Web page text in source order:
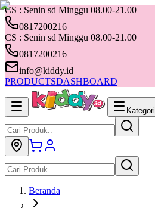
CS : Senin sd Minggu 08.00-21.00
0817200216
CS : Senin sd Minggu 08.00-21.00
0817200216
info@kiddy.id
PRODUCTSDASHBOARD
Kategori
Beranda